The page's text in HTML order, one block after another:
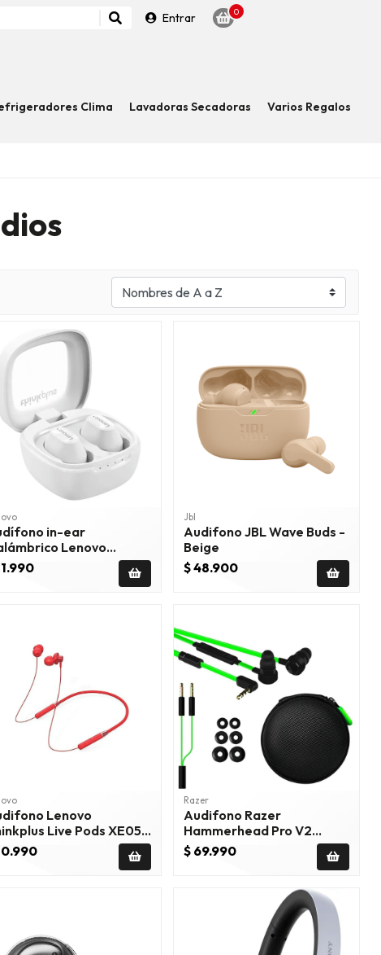
Entrar 0
Clima Lavadoras Secadoras Varios Regalos
in-ear
Lenovo
XT62 blanco
Jbl
Audifono JBL Wave Buds -
Beige
$ 48.900
Lenovo
Live Pods XE05
Razer
Audifono Razer
Hammerhead Pro V2
Negro Verde
$ 69.990